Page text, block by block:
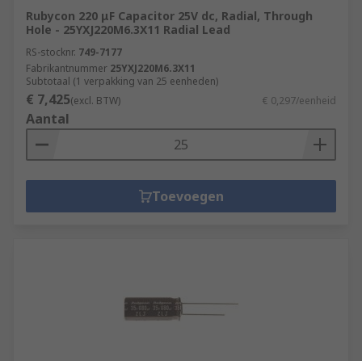
Rubycon 220 μF Capacitor 25V dc, Radial, Through
Hole - 25YXJ220M6.3X11 Radial Lead
RS-stocknr. 749-7177
Fabrikantnummer 25YXJ220M6.3X11
Subtotaal (1 verpakking van 25 eenheden)
€ 7,425(excl. BTW) € 0,297/eenheid
Aantal
Toevoegen